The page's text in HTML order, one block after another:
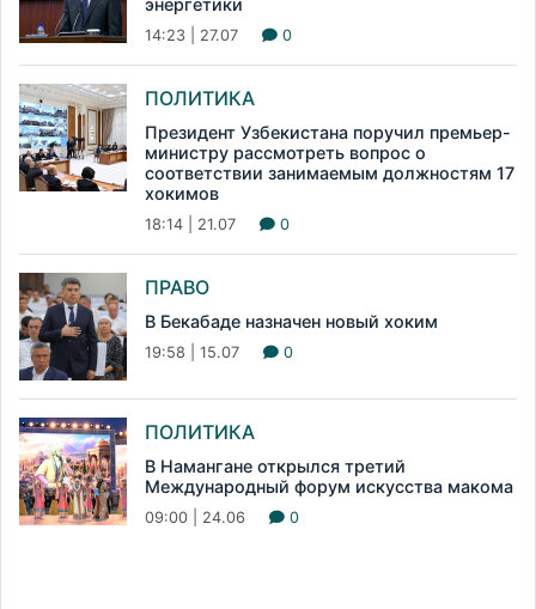
14:23 | 27.07 0
ПОЛИТИКА
Президент Узбекистана поручил премьер-
министру рассмотреть вопрос о
соответствии занимаемым должностям 17
хокимов
18:14 | 21.07 0
ПРАВО
В Бекабаде назначен новый хоким
19:58 | 15.07 0
ПОЛИТИКА
В Намангане открылся третий
Международный форум искусства макома
09:00 | 24.06 0